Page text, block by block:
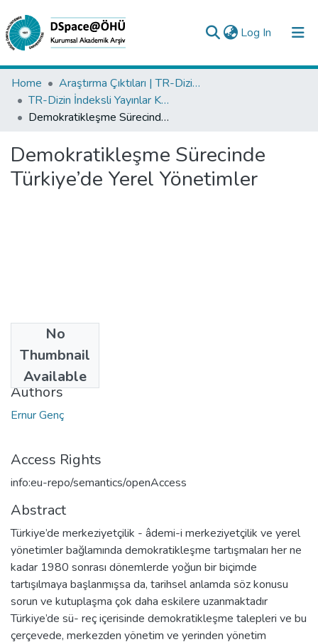
Log In (current)
Collections
All of DSpace
Analyze
Request/Question
Home
Araştırma Çıktıları | TR-Dizin | WoS | Scopus | PubMed
TR-Dizin İndeksli Yayınlar Koleksiyonu
Demokratikleşme Sürecinde Türkiye’de Yerel Yönetimler
Demokratikleşme Sürecinde
Türkiye’de Yerel Yönetimler
No
Thumbnail
Available
2015
Authors
Ernur Genç
Access Rights
info:eu-repo/semantics/openAccess
Abstract
Türkiye’de merkeziyetçilik - âdemi-i merkeziyetçilik ve yerel
yönetimler bağlamında demokratikleşme tartışmaları her ne
kadar 1980 sonrası dönemlerde yoğun bir biçimde
tartışılmaya başlanmışsa da, tarihsel anlamda söz konusu
sorun ve kutuplaşma çok daha eskilere uzanmaktadır
Türkiye’de sü- reç içerisinde demokratikleşme talepleri ve bu
çerçevede, merkezden yönetim ve yerinden yönetim